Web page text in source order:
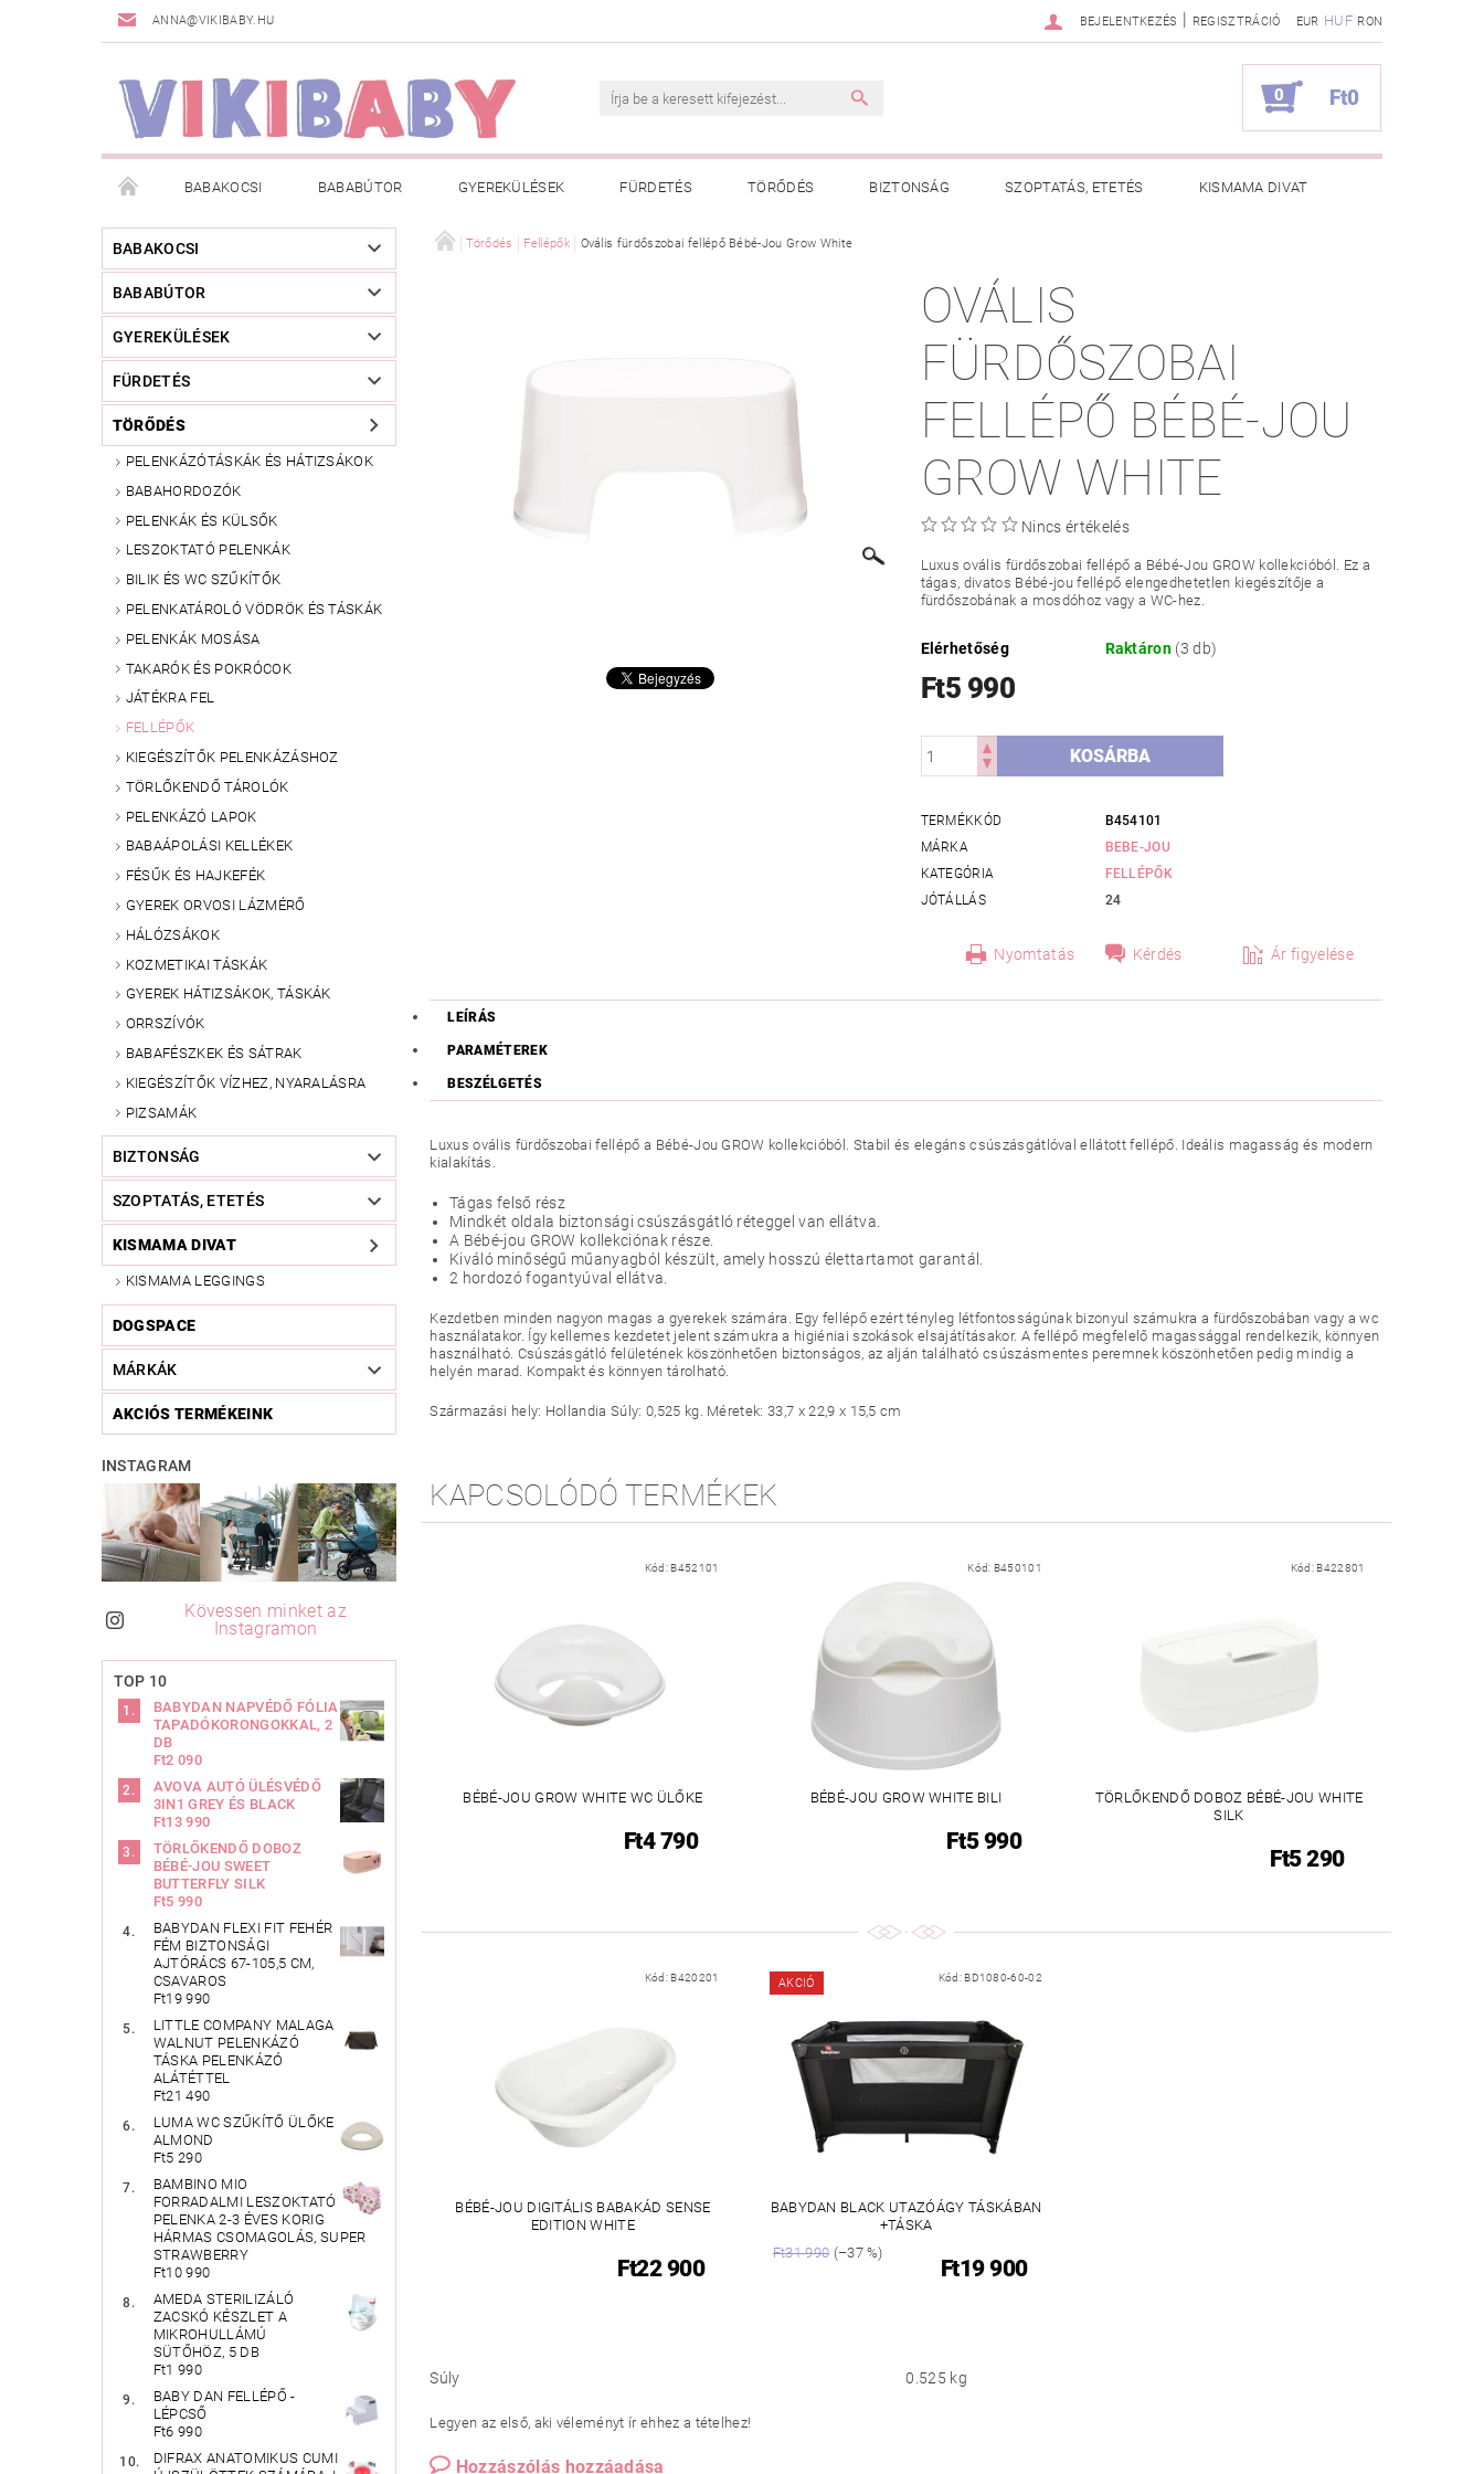
ANNA@VIKIBABY.HU EUR HUF RON
BEJELENTKEZÉS | REGISZTRÁCIÓ
0 Ft0
BABAKOCSI BABABÚTOR GYEREKÜLÉSEK FÜRDETÉS TÖRŐDÉS BIZTONSÁG SZOPTATÁS, ETETÉS KISMAMA DIVAT
DOGSPACE AKCIÓS TERMÉKEINK VÁSÁRLÁSI FELTÉTELEK ADATKEZELÉSI TÁJÉKOZTATÓ
TÖRZSVÁSÁRLÓI PROGRAM RÓLUNK HASZNOS TANÁCSOK
BABAKOCSI
BABABÚTOR
GYEREKÜLÉSEK
FÜRDETÉS
TÖRŐDÉS
PELENKÁZÓTÁSKÁK ÉS HÁTIZSÁKOK
BABAHORDOZÓK
PELENKÁK ÉS KÜLSŐK
LESZOKTATÓ PELENKÁK
BILIK ÉS WC SZŰKÍTŐK
PELENKATÁROLÓ VÖDRÖK ÉS TÁSKÁK
PELENKÁK MOSÁSA
TAKARÓK ÉS POKRÓCOK
JÁTÉKRA FEL
FELLÉPŐK
KIEGÉSZÍTŐK PELENKÁZÁSHOZ
TÖRLŐKENDŐ TÁROLÓK
PELENKÁZÓ LAPOK
BABAÁPOLÁSI KELLÉKEK
FÉSŰK ÉS HAJKEFÉK
GYEREK ORVOSI LÁZMÉRŐ
HÁLÓZSÁKOK
KOZMETIKAI TÁSKÁK
GYEREK HÁTIZSÁKOK, TÁSKÁK
ORRSZÍVÓK
BABAFÉSZKEK ÉS SÁTRAK
KIEGÉSZÍTŐK VÍZHEZ, NYARALÁSRA
PIZSAMÁK
BIZTONSÁG
SZOPTATÁS, ETETÉS
KISMAMA DIVAT
KISMAMA LEGGINGS
DOGSPACE
MÁRKÁK
AKCIÓS TERMÉKEINK
INSTAGRAM
Kövessen minket az
Instagramon
TOP 10
BABYDAN NAPVÉDŐ FÓLIA
TAPADÓKORONGOKKAL, 2
DB
Ft2 090
AVOVA AUTÓ ÜLÉSVÉDŐ
3IN1 GREY ÉS BLACK
Ft13 990
TÖRLŐKENDŐ DOBOZ
BÉBÉ-JOU SWEET
BUTTERFLY SILK
Ft5 990
BABYDAN FLEXI FIT FEHÉR
FÉM BIZTONSÁGI
AJTÓRÁCS 67-105,5 CM,
CSAVAROS
Ft19 990
LITTLE COMPANY MALAGA
WALNUT PELENKÁZÓ
TÁSKA PELENKÁZÓ
ALÁTÉTTEL
Ft21 490
LUMA WC SZŰKÍTŐ ÜLŐKE
ALMOND
Ft5 290
BAMBINO MIO
FORRADALMI LESZOKTATÓ
PELENKA 2-3 ÉVES KORIG
HÁRMAS CSOMAGOLÁS, SUPER
STRAWBERRY
Ft10 990
AMEDA STERILIZÁLÓ
ZACSKÓ KÉSZLET A
MIKROHULLÁMÚ
SÜTŐHÖZ, 5 DB
Ft1 990
BABY DAN FELLÉPŐ -
LÉPCSŐ
Ft6 990
DIFRAX ANATOMIKUS CUMI
Törődés Fellépők Ovális fürdőszobai fellépő Bébé-Jou Grow White
OVÁLIS
FÜRDŐSZOBAI
FELLÉPŐ BÉBÉ-JOU
GROW WHITE
Nincs értékelés
Luxus ovális fürdőszobai fellépő a Bébé-Jou GROW kollekcióból. Ez a
tágas, divatos Bébé-jou fellépő elengedhetetlen kiegészítője a
fürdőszobának a mosdóhoz vagy a WC-hez.
Elérhetőség Raktáron (3 db)
Ft5 990
TERMÉKKÓD
B454101
MÁRKA
BEBE-JOU
KATEGÓRIA
FELLÉPŐK
JÓTÁLLÁS
24
Nyomtatás Kérdés Ár figyelése
LEÍRÁS
PARAMÉTEREK
BESZÉLGETÉS
Luxus ovális fürdőszobai fellépő a Bébé-Jou GROW kollekcióból. Stabil és elegáns csúszásgátlóval ellátott fellépő. Ideális magasság és modern
kialakítás.
Tágas felső rész
Mindkét oldala biztonsági csúszásgátló réteggel van ellátva.
A Bébé-jou GROW kollekciónak része.
Kiváló minőségű műanyagból készült, amely hosszú élettartamot garantál.
2 hordozó fogantyúval ellátva.
Kezdetben minden nagyon magas a gyerekek számára. Egy fellépő ezért tényleg létfontosságúnak bizonyul számukra a fürdőszobában vagy a wc
használatakor. Így kellemes kezdetet jelent számukra a higiéniai szokások elsajátításakor. A fellépő megfelelő magassággal rendelkezik, könnyen
használható. Csúszásgátló felületének köszönhetően biztonságos, az alján található csúszásmentes peremnek köszönhetően pedig mindig a
helyén marad. Kompakt és könnyen tárolható.
Származási hely: Hollandia Súly: 0,525 kg. Méretek: 33,7 x 22,9 x 15,5 cm
KAPCSOLÓDÓ TERMÉKEK
Kód: B452101
BÉBÉ-JOU GROW WHITE WC ÜLŐKE
Ft4 790
Kód: B450101
BÉBÉ-JOU GROW WHITE BILI
Ft5 990
Kód: B422801
TÖRLŐKENDŐ DOBOZ BÉBÉ-JOU WHITE
SILK
Ft5 290
Kód: B420201
BÉBÉ-JOU DIGITÁLIS BABAKÁD SENSE
EDITION WHITE
Ft22 900
AKCIÓ Kód: BD1080-60-02
BABYDAN BLACK UTAZÓÁGY TÁSKÁBAN
+TÁSKA
Ft31 990(–37 %)
Ft19 900
Súly 0.525 kg
Legyen az első, aki véleményt ír ehhez a tételhez!
Hozzászólás hozzáadása